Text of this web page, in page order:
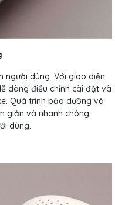
người dùng. Với giao diện
dàng điều chỉnh cài đặt và
Quá trình bảo dưỡng và
giản và nhanh chóng,
dùng.